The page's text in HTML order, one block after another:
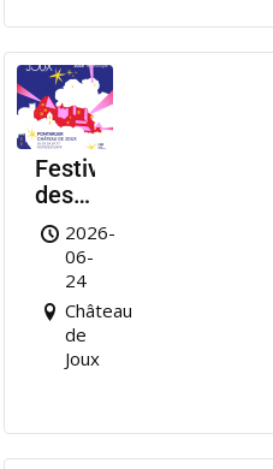
Festival
des
Nuits
de
Joux
2026-
06-
24
Château
de
Joux